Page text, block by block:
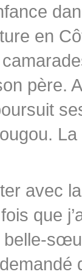
en
père.
avec
que